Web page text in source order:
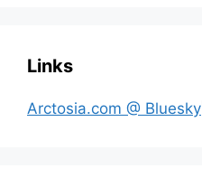
Links
Arctosia.com @ Bluesky